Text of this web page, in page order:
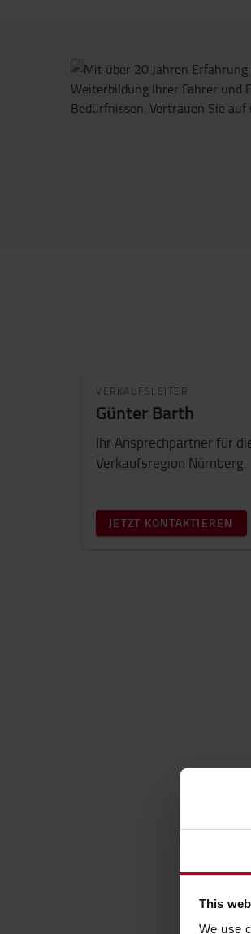
This
We use
VERKAUFSLEITER
Günter Barth
Ihr Ansprechpartner für
Verkaufsregion Nürnberg.
JETZT KONTAKTIEREN